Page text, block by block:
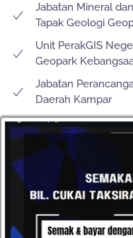
Jabatan Mineral
Tapak Geologi
Unit PerakGIS
Geopark
Jabatan
Daerah Kampar
Unit Perhubungan
Daerah Kampar